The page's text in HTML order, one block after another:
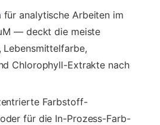
für analytische Arbeiten im
— deckt die meiste
Lebensmittelfarbe,
Chlorophyll-Extrakte nach
Farbstoff-
für die In-Prozess-Farb-